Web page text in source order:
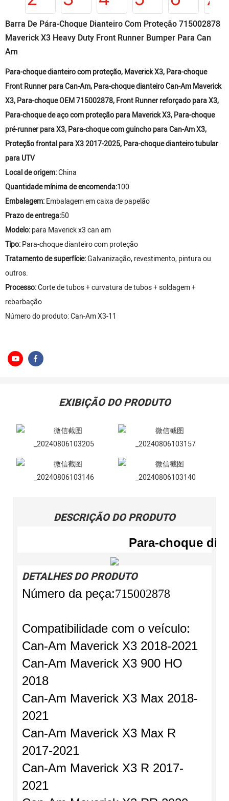
Barra De Pára-Choque Dianteiro Com Proteção 715002878
Maverick X3 Heavy Duty Front Runner Bumper Para Can
Am
Para-choque dianteiro com proteção, Maverick X3, Para-choque
Front Runner para Can-Am, Para-choque dianteiro Can-Am Maverick
X3, Para-choque OEM 715002878, Front Runner reforçado para X3,
Para-choque de aço com proteção para Maverick X3, Para-choque
pré-runner para X3, Para-choque com guincho para Can-Am X3,
Proteção frontal para X3 2017-2025, Para-choque dianteiro tubular
para UTV
Local de origem:China
Quantidade mínima de encomenda:100
Embalagem:Embalagem em caixa de papelão
Prazo de entrega:50
Modelo:para Maverick x3 can am
Tipo:Para-choque dianteiro com proteção
Tratamento de superfície:Galvanização, revestimento, pintura ou
outros.
Processo:Corte de tubos + curvatura de tubos + soldagem +
rebarbação
Número do produto: Can-Am X3-11
EXIBIÇÃO DO PRODUTO
DESCRIÇÃO DO PRODUTO
Para-choque
DETALHES DO PRODUTO
Número da peça:715002878
Compatibilidade com o veículo:
Can-Am Maverick X3 2018-2021
Can-Am Maverick X3 900 HO
2018
Can-Am Maverick X3 Max 2018-
2021
Can-Am Maverick X3 Max R
2017-2021
Can-Am Maverick X3 R 2017-
2021